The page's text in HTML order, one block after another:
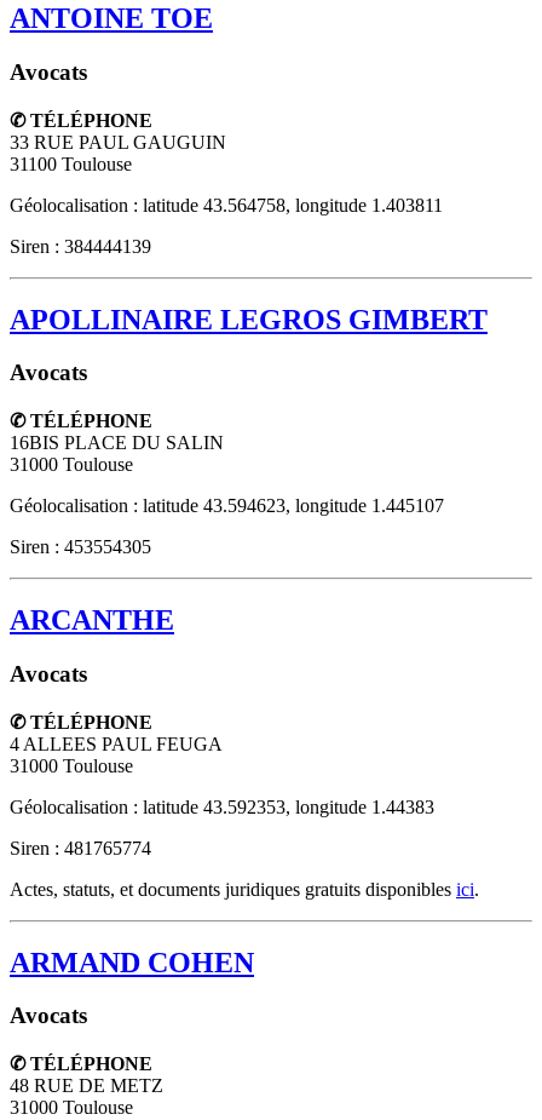
ANTOINE TOE
Avocats
✆ TÉLÉPHONE
33 RUE PAUL GAUGUIN
31100 Toulouse
Géolocalisation : latitude 43.564758, longitude 1.403811
Siren : 384444139
APOLLINAIRE LEGROS GIMBERT
Avocats
✆ TÉLÉPHONE
16BIS PLACE DU SALIN
31000 Toulouse
Géolocalisation : latitude 43.594623, longitude 1.445107
Siren : 453554305
ARCANTHE
Avocats
✆ TÉLÉPHONE
4 ALLEES PAUL FEUGA
31000 Toulouse
Géolocalisation : latitude 43.592353, longitude 1.44383
Siren : 481765774
Actes, statuts, et documents juridiques gratuits disponibles ici.
ARMAND COHEN
Avocats
✆ TÉLÉPHONE
48 RUE DE METZ
31000 Toulouse